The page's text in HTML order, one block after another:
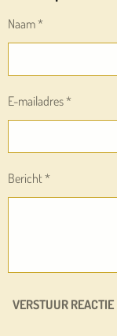
Naam *
E-mailadres *
Bericht *
VERSTUUR REACTIE